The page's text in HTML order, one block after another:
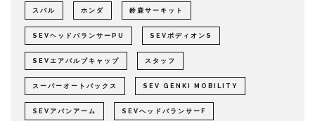
スバル ホンダ 鈴鹿サーキット
SEVヘッドバランサーPU SEVボディオンS
SEVエアバルブキャップ スタッフ
スーパーオートバックス SEV GENKI MOBILITY
SEVアバンアーム SEVヘッドバランサーF